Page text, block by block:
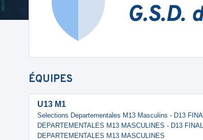
G.S.D.
ÉQUIPES
U13 M1
Selections Departementales M13 Masculins - D13
DEPARTEMENTALES M13 MASCULINES - D13
DEPARTEMENTALES M13 MASCULINES